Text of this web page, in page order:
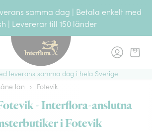
samma dag | Betala enkelt med
| Levererar till 150 länder
leverans samma dag i hela Sverige
län › Fotevik
- Interflora-anslutna
i Fotevik